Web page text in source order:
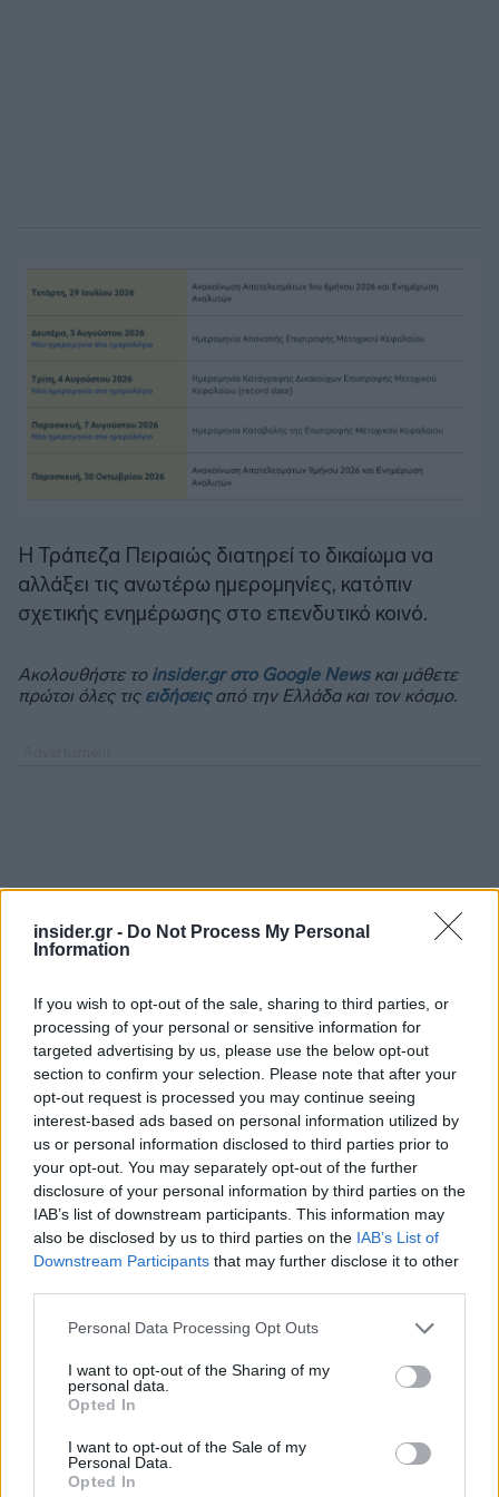
insider.gr - Do Not Process My Personal
Information
If you wish to opt-out of the sale, sharing to third parties, or
processing of your personal or sensitive information for
targeted advertising by us, please use the below opt-out
section to confirm your selection. Please note that after your
opt-out request is processed you may continue seeing
interest-based ads based on personal information utilized by
us or personal information disclosed to third parties prior to
your opt-out. You may separately opt-out of the further
disclosure of your personal information by third parties on the
IAB’s list of downstream participants. This information may
also be disclosed by us to third parties on the IAB’s List of
Downstream Participants that may further disclose it to other
Please note that this website/app uses one or more Google
not limited to your visit or usage behaviour. You may click to
grant or deny consent to Google and its third-party tags to
use your data for below specified purposes in below Google
consent section.
Personal Data Processing Opt Outs
I want to opt-out of the Sharing of my
personal data.
Opted In
I want to opt-out of the Sale of my
Personal Data.
Opted In
Η Τράπεζα Πειραιώς διατηρεί το δικαίωμα να
αλλάξει τις ανωτέρω ημερομηνίες, κατόπιν
σχετικής ενημέρωσης στο επενδυτικό κοινό.
Ακολουθήστε το insider.gr στο Google Newsκαι μάθετε
πρώτοι όλες τις ειδήσειςαπό την Ελλάδα και τον κόσμο.
Διαβάζονται αυτή τη στιγμή
Η γαλάζια «θετική ατζέντα» στο δρόμο για το
2027 - Το παράπονο της Καρυστιανού - Στον
ΣΥΡΙΖΑ μελετούν Ιστορία
Πυρόπληκτοι: Τι σημαίνουν τα «πράσινα»,
οδικά έργα και τα εκτιμώμενα
χρονοδιαγράμματα